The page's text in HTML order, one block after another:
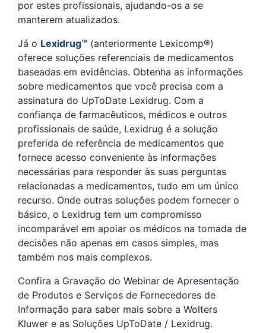
por estes profissionais, ajudando-os a se
manterem atualizados.
Já o Lexidrug™ (anteriormente Lexicomp®)
oferece soluções referenciais de medicamentos
baseadas em evidências. Obtenha as informações
sobre medicamentos que você precisa com a
assinatura do UpToDate Lexidrug. Com a
confiança de farmacêuticos, médicos e outros
profissionais de saúde, Lexidrug é a solução
preferida de referência de medicamentos que
fornece acesso conveniente às informações
necessárias para responder às suas perguntas
relacionadas a medicamentos, tudo em um único
recurso. Onde outras soluções podem fornecer o
básico, o Lexidrug tem um compromisso
incomparável em apoiar os médicos na tomada de
decisões não apenas em casos simples, mas
também nos mais complexos.
Confira a Gravação do Webinar de Apresentação
de Produtos e Serviços de Fornecedores de
Informação para saber mais sobre a Wolters
Kluwer e as Soluções UpToDate / Lexidrug.